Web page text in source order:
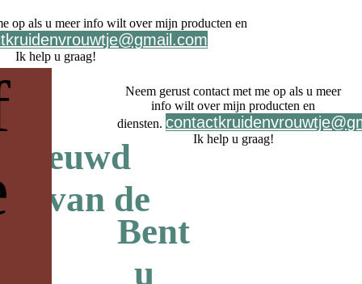
op als u meer info wilt over mijn producten en
Ik help u graag!
Neem gerust contact met me op als u meer
info wilt over mijn producten en
diensten.
Ik help u graag!
Bent
u
van de